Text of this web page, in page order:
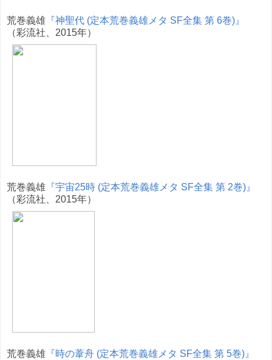
荒巻義雄 『神聖代 (定本荒巻義雄メタ SF全集 第 6巻)』
（彩流社、2015年）
荒巻義雄 『宇宙25時 (定本荒巻義雄メタ SF全集 第 2巻)』
（彩流社、2015年）
荒巻義雄 『時の葦舟 (定本荒巻義雄メタ SF全集 第 5巻)』